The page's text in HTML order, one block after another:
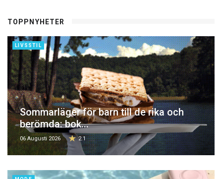
TOPPNYHETER
LIVSSTIL
Sommarläger för barn till de rika och
berömda: bok...
06 Augusti 2026 2.1